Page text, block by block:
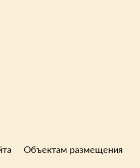
Объектам размещения